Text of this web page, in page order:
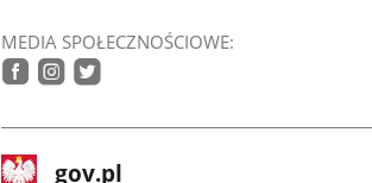
MEDIA SPOŁECZNOŚCIOWE:
stopkaStrona
gov.pl